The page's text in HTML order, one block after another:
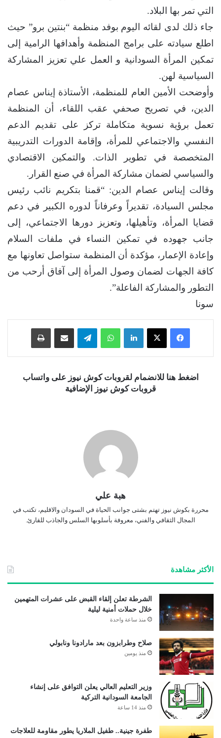
التي تمر بها البلاد.
​جاء ذلك لدى لقائه اليوم بوفد منظمة “بنتين برو” حيث
اطلع سيادته على برامج المنظمة وأهدافها الرامية إلى
تمكين المرأة السودانية و العمل علي تعزيز المشاركة
السياسية لهن.
وأوضحت الأمين العام للمنظمة، الأستاذة إيناس عصام
الدين، في تصريح صحفي عقب اللقاء، أن المنظمة
تعمل برؤية نسوية متكاملة تركز على ​تقديم الدعم
النفسي والاجتماعي للمرأة، وإقامة الدورات التدريبية
المتخصصة في تطوير الذات. والتمكين الاقتصادي
والسياسي لضمان مشاركة المرأة في صنع القرار.
وقالت إيناس عصام الدين: “قمنا بتكريم نائب رئيس
مجلس السيادة، تقديراً وعرفاناً لدوره الكبير في دعم
قضايا المرأة، وتأهيلها، وتعزيز دورها الاجتماعي، إلى
جانب جهوده في تمكين النساء في ملفات السلام
وإعادة الإعمار، مؤكدة أن المنظمة ستواصل تعاونها مع
كافة الجهات لضمان وصول المرأة إلى آفاق أرحب من
التطور والمشاركة الفاعلة”.
سونا
فيسبوك ‫X لينكدإن واتساب تيلقرام
اضغط هنا للانضمام لقروبات كوش نيوز على واتساب
قروبات كوش نيوز الإضافية
هبة علي
محررة بكوش نيوز تهتم بشتى جوانب الحياة في السودان والاقليم، تكتب في
المجال الثقافي والفني، معروفة بأسلوبها السلس والجاذب للقارئ.
الأكثر مشاهدة
الشرطة تعلن إلقاء القبض على عشرات المتهمين
خلال حملات أمنية ليلية
منذ ساعة واحدة
صلاح وطرابزون بعد مارادونا ونابولي
منذ يومين
وزير التعليم العالي يعلن التوافق على إنشاء
الجامعة السودانية التركية
منذ 14 ساعة
طفرة جينية.. طفيل الملاريا يطور مقاومة للعلاجات